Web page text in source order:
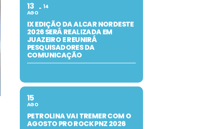
13
AGO
14
IX EDIÇÃO DA ALCAR NORDESTE
2026 SERÁ REALIZADA EM
JUAZEIRO E REUNIRÁ
PESQUISADORES DA
COMUNICAÇÃO
15
AGO
PETROLINA VAI TREMER COM O
AGOSTO PRO ROCK PNZ 2026